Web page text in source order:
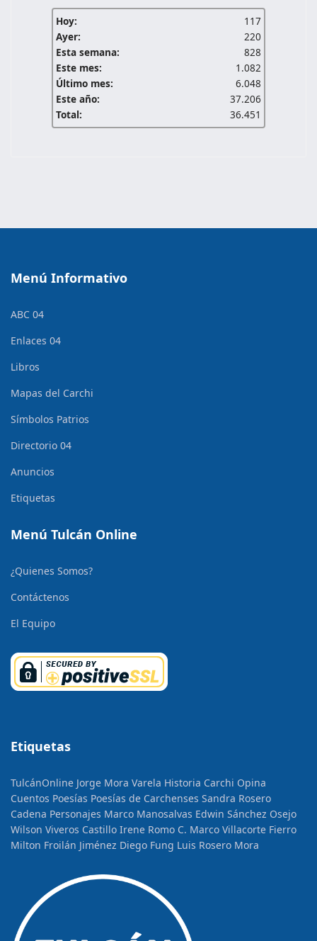
Hoy:
117
Ayer:
220
Esta semana:
828
Este mes:
1.082
Último mes:
6.048
Este año:
37.206
Total:
36.451
Menú Informativo
ABC 04
Enlaces 04
Libros
Mapas del Carchi
Símbolos Patrios
Directorio 04
Anuncios
Etiquetas
Menú Tulcán Online
¿Quienes Somos?
Contáctenos
El Equipo
Etiquetas
TulcánOnline Jorge Mora Varela Historia Carchi Opina
Cuentos Poesías Poesías de Carchenses Sandra Rosero
Cadena Personajes Marco Manosalvas Edwin Sánchez Osejo
Wilson Viveros Castillo Irene Romo C. Marco Villacorte Fierro
Milton Froilán Jiménez Diego Fung Luis Rosero Mora